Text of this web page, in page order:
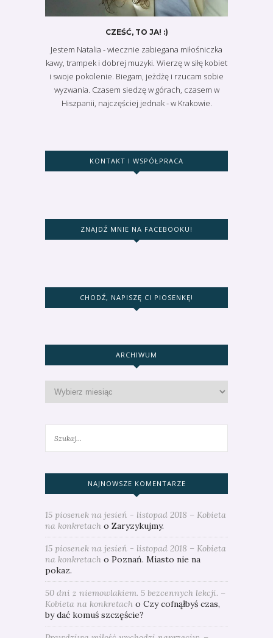
CZEŚĆ, TO JA! :)
Jestem Natalia - wiecznie zabiegana miłośniczka
kawy, trampek i dobrej muzyki. Wierzę w siłę kobiet
i swoje pokolenie. Biegam, jeżdżę i rzucam sobie
wyzwania. Czasem siedzę w górach, czasem w
Hiszpanii, najczęściej jednak - w Krakowie.
KONTAKT I WSPÓŁPRACA
ZNAJDŹ MNIE NA FACEBOOKU!
CHODŹ, NAPISZĘ CI PIOSENKĘ!
ARCHIWUM
NAJNOWSZE KOMENTARZE
15 piosenek na jesień - listopad 2018 – Kobieta
na konkretach o Zaryzykujmy.
15 piosenek na jesień - listopad 2018 – Kobieta
na konkretach o Poznań. Miasto nie na
pokaz.
50 dni z niemowlakiem. 5 bezcennych lekcji. –
Kobieta na konkretach o Czy cofnąłbyś czas,
by dać komuś szczęście?